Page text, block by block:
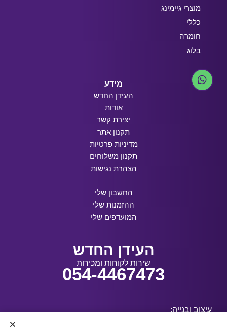
מוצרי גיימינג
כללי
חומרה
בלוג
מידע
העידן החדש
אודות
יצירת קשר
תקנון אתר
מדיניות פרטיות
תקנון משלוחים
הצהרת נגישות
החשבון שלי
ההזמנות שלי
המועדפים שלי
העידן החדש
שירות לקוחות ומכירות
054-4467473
עיצוב ובנייה: